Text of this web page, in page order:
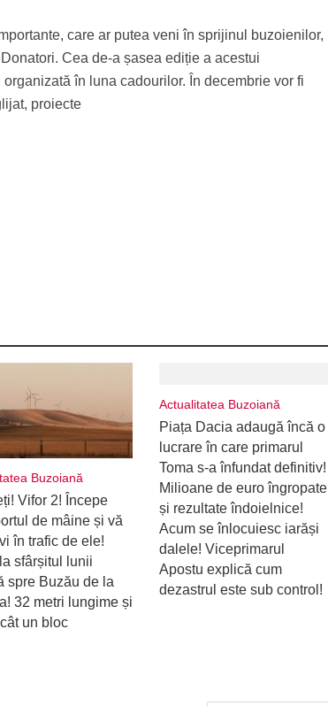
care ar putea veni în sprijinul buzoienilor,
Cea de-a șasea ediție a acestui
în luna cadourilor. În decembrie vor fi
proiecte
Buzoiană
Vifor 2! Începe
de mâine și vă
în trafic de ele!
sfârșitul lunii
spre Buzău de la
32 metri lungime și
un bloc
Actualitatea Buzoiană
Piața Dacia adaugă încă o
lucrare în care primarul
Toma s-a înfundat definitiv!
Milioane de euro îngropate
și rezultate îndoielnice!
Acum se înlocuiesc iarăși
dalele! Viceprimarul
Apostu explică cum
dezastrul este sub control!